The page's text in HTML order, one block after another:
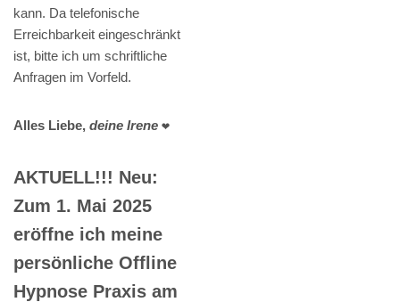
kann. Da telefonische
Erreichbarkeit eingeschränkt
ist, bitte ich um schriftliche
Anfragen im Vorfeld.
Alles Liebe, deine Irene ❤️
AKTUELL!!! Neu:
Zum 1. Mai 2025
eröffne ich meine
persönliche Offline
Hypnose Praxis am